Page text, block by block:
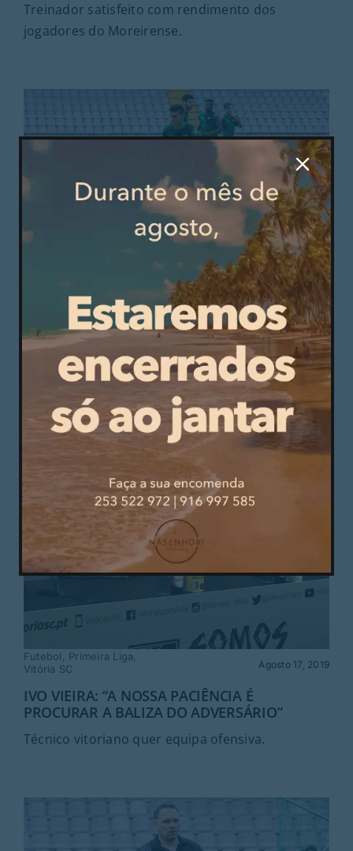
Treinador satisfeito com rendimento dos
jogadores do Moreirense.
Agosto 17, 2019
MOREIRENSE ESTREIA-SE A VENCER NA LIGA
FRENTE AO GIL VICENTE
Cónegos venceram por 3-0 frente a um Gil com
fragilidades defensivas.
Futebol, Primeira Liga,
Vitória SC
Agosto 17, 2019
IVO VIEIRA: “A NOSSA PACIÊNCIA É
PROCURAR A BALIZA DO ADVERSÁRIO”
Técnico vitoriano quer equipa ofensiva.